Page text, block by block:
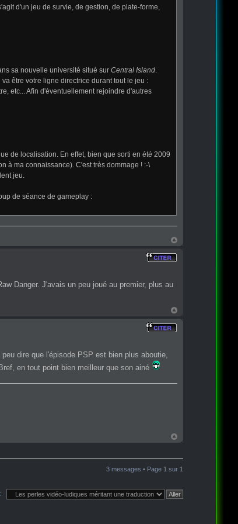
d'un jeu de survie, de gestion, de plate-forme,
sa nouvelle université situé surCentral Island
être votre ligne directrice durant tout le jeu :
etc... Afin d'éventuellement rejoindre d'autres
de localisation. En effet, bien que sorti en été 2009
à ma connaissance). C'est très dommage ! :-\
jeu.
de séance de gameplay :
Danger. J'avais un peu joué au premier, plus au
dire que l'épisode PSP est bien plus aboutie,
en tout point bien meilleur que son ainé
3 messages • Page 1 sur 1